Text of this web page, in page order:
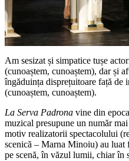
Am sesizat și simpatice tușe
(cunoaștem, cunoaștem), dar și
îngăduința disprețuitoare față de
(cunoaștem, cunoaștem).
La Serva Padrona vine din
muzical presupune un număr
motiv realizatorii spectacolului
scenică – Marna Minoiu) au luat
pe scenă, în văzul lumii, chiar în